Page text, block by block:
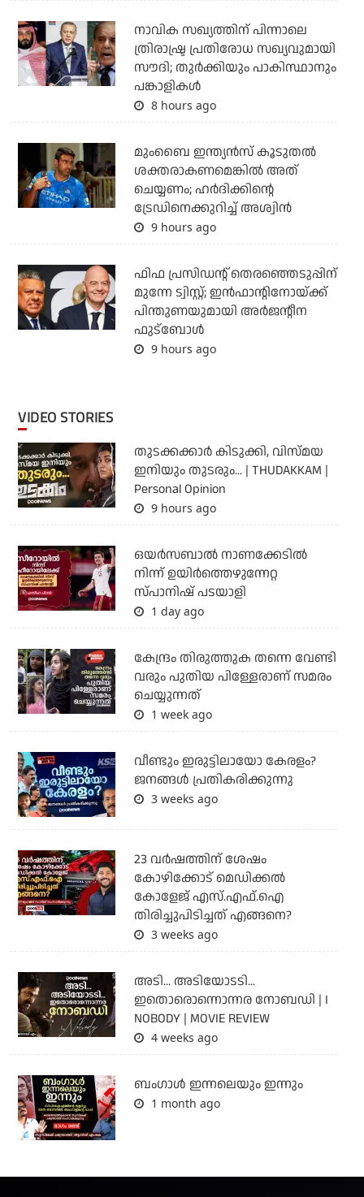
നാവിക സഖ്യത്തിന് പിന്നാലെ
ത്രിരാഷ്ട്ര പ്രതിരോധ സഖ്യവുമായി
സൗദി; തുര്‍ക്കിയും പാകിസ്ഥാനും
പങ്കാളികള്‍
8 hours ago
മുംബൈ ഇന്ത്യന്‍സ് കൂടുതല്‍
ശക്തരാകണമെങ്കില്‍ അത്
ചെയ്യണം; ഹര്‍ദിക്കിന്റെ
ട്രേഡിനെക്കുറിച്ച് അശ്വിന്‍
9 hours ago
ഫിഫ പ്രസിഡന്റ് തെരഞ്ഞെടുപ്പിന്
മുന്നേ ട്വിസ്റ്റ്; ഇന്‍ഫാന്റിനോയ്ക്ക്
പിന്തുണയുമായി അര്‍ജന്റീന
ഫുട്‌ബോള്‍
9 hours ago
VIDEO STORIES
തുടക്കക്കാര്‍ കിടുക്കി, വിസ്മയ
ഇനിയും തുടരും... | THUDAKKAM |
Personal Opinion
9 hours ago
ഒയര്‍സബാൽ നാണക്കേടിൽ
നിന്ന് ഉയിർത്തെഴുന്നേറ്റ
സ്പാനിഷ് പടയാളി
1 day ago
കേന്ദ്രം തിരുത്തുക തന്നെ വേണ്ടി
വരും പുതിയ പിള്ളേരാണ് സമരം
ചെയ്യുന്നത്
1 week ago
വീണ്ടും ഇരുട്ടിലായോ കേരളം?
ജനങ്ങൾ പ്രതികരിക്കുന്നു
3 weeks ago
23 വർഷത്തിന് ശേഷം
കോഴിക്കോട് മെഡിക്കൽ
കോളേജ് എസ്.എഫ്.ഐ
തിരിച്ചുപിടിച്ചത് എങ്ങനെ?
3 weeks ago
അടി... അടിയോടടി...
ഇതൊരൊന്നൊന്നര നോബഡി | I
NOBODY | MOVIE REVIEW
4 weeks ago
ബംഗാള്‍ ഇന്നലെയും ഇന്നും
1 month ago